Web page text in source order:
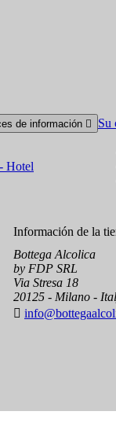
de información 
Hotel
Su
Información de la
Bottega Alcolica
by FDP SRL
Via Stresa 18
20125 - Milano -
